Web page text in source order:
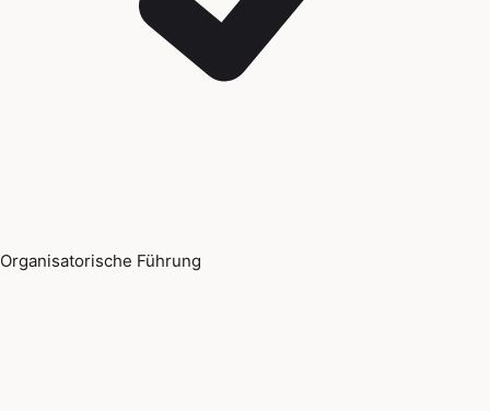
Organisatorische Führung